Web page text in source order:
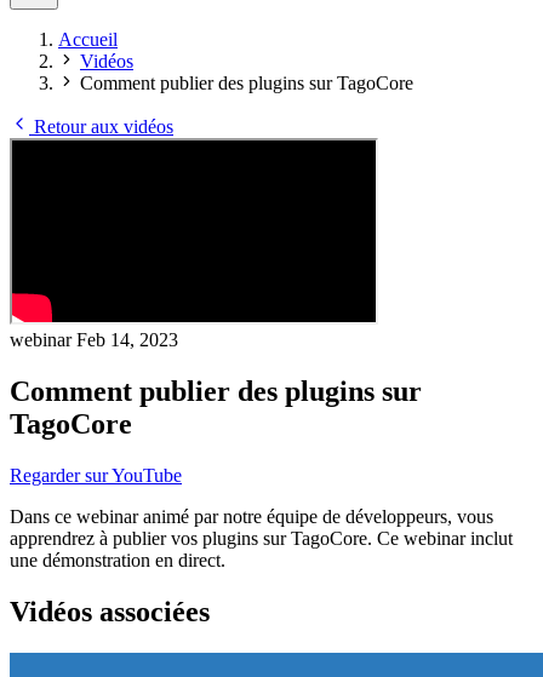
Accueil
Vidéos
Comment publier des plugins sur TagoCore
Retour aux vidéos
webinarFeb 14, 2023
Comment publier des plugins sur
TagoCore
Regarder sur YouTube
Dans ce webinar animé par notre équipe de développeurs, vous
apprendrez à publier vos plugins sur TagoCore. Ce webinar inclut
une démonstration en direct.
Vidéos associées